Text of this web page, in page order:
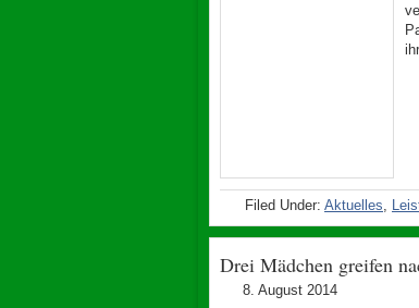
Filed Under: Aktuelles,
Drei Mädchen greifen
8. August 2014